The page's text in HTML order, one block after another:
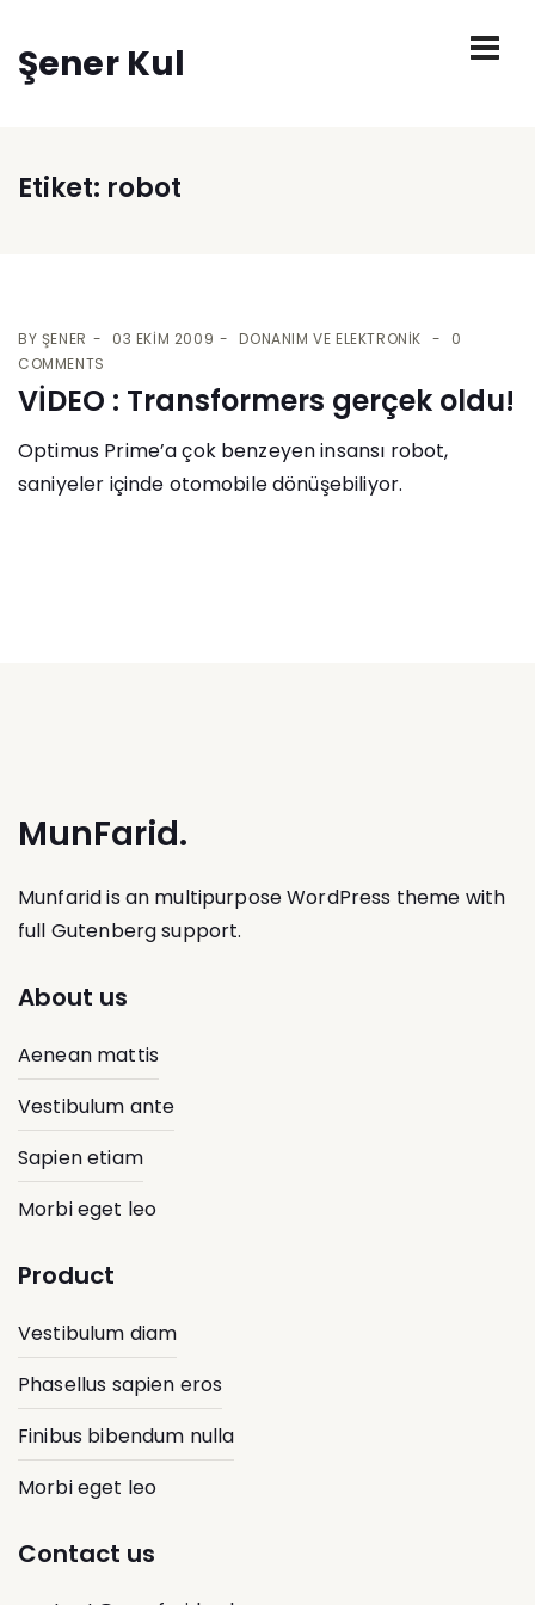
Şener Kul
Etiket: robot
BY ŞENER 03 EKIM 2009 DONANIM VE ELEKTRONIK
0
COMMENTS
VİDEO : Transformers gerçek oldu!
Optimus Prime’a çok benzeyen insansı robot,
saniyeler içinde otomobile dönüşebiliyor.
MunFarid.
Munfarid is an multipurpose WordPress theme with
full Gutenberg support.
About us
Aenean mattis
Vestibulum ante
Sapien etiam
Morbi eget leo
Product
Vestibulum diam
Phasellus sapien eros
Finibus bibendum nulla
Morbi eget leo
Contact us